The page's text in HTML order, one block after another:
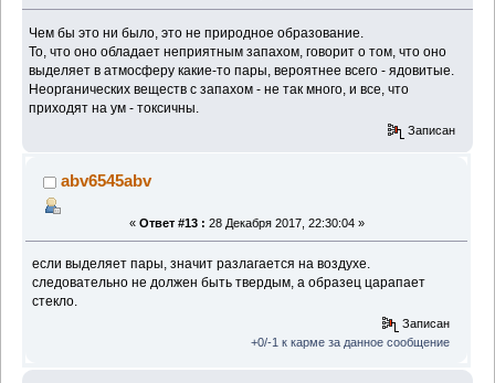
Чем бы это ни было, это не природное образование.
То, что оно обладает неприятным запахом, говорит о том, что оно
выделяет в атмосферу какие-то пары, вероятнее всего - ядовитые.
Неорганических веществ с запахом - не так много, и все, что
приходят на ум - токсичны.
Записан
abv6545abv
« Ответ #13 : 28 Декабря 2017, 22:30:04 »
если выделяет пары, значит разлагается на воздухе.
следовательно не должен быть твердым, а образец царапает
стекло.
Записан
+0/-1 к карме за данное сообщение